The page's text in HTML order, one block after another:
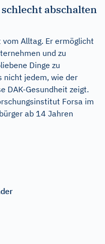
abschalten
Alltag. Er ermöglicht
und zu
Dinge zu
nicht jedem, wie der
DAK-Gesundheit zeigt.
Forsa im
ab 14 Jahren